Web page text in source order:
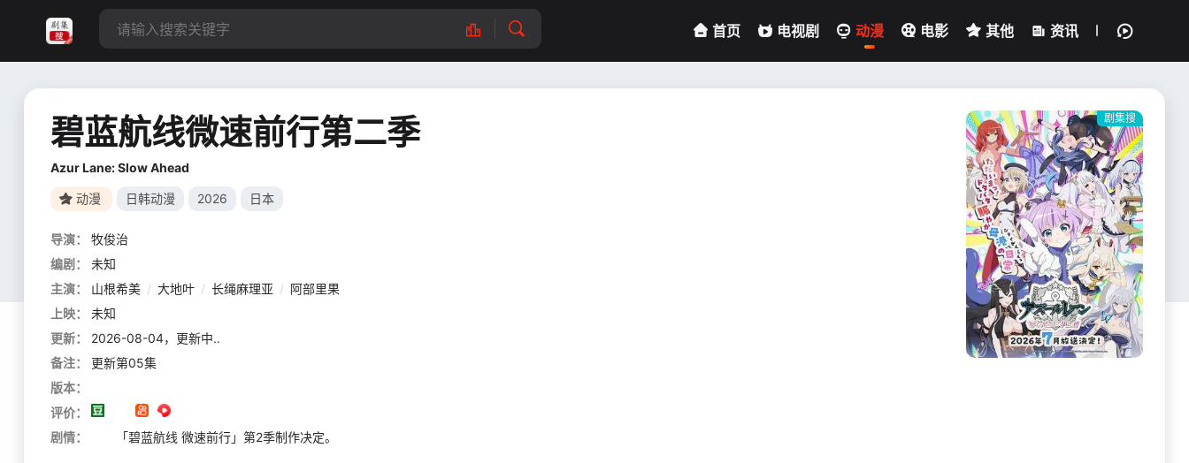
首页 电视剧 动漫 电影 其他 资讯
剧集搜
碧蓝航线微速前行第二季
Azur Lane: Slow Ahead
动漫 日韩动漫 2026 日本
导演：
牧俊治
编剧：
未知
主演：
山根希美 / 大地叶 / 长绳麻理亚 / 阿部里果
上映：
未知
更新：
2026-08-04，更新中..
备注：
更新第05集
版本：
评价：
剧情：
「碧蓝航线 微速前行」第2季制作决定。